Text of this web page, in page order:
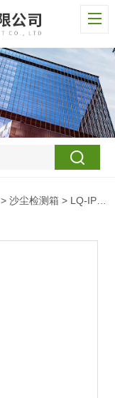
>沙尘检测箱 > LQ-IP光电产品沙尘试验箱